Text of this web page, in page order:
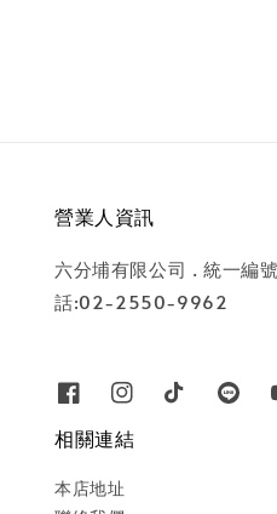
營業人資訊
六分埔有限公司 . 統一編
話:02-2550-9962
相關連結
本店地址